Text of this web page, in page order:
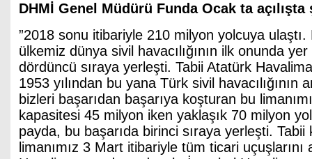
DHMİ Genel Müdürü Funda Ocak ta
”2018 sonu itibariyle 210 milyon yolcuya ulaştı.
ülkemiz dünya sivil havacılığının ilk onunda
dördüncü sıraya yerleşti. Tabii Atatürk
1953 yılından bu yana Türk sivil havacılığının
bizleri başarıdan başarıya koşturan bu
kapasitesi 45 milyon iken yaklaşık 70 milyon
payda, bu başarıda birinci sıraya yerleşti.
limanımız 3 Mart itibariyle tüm ticari uçuşlarını